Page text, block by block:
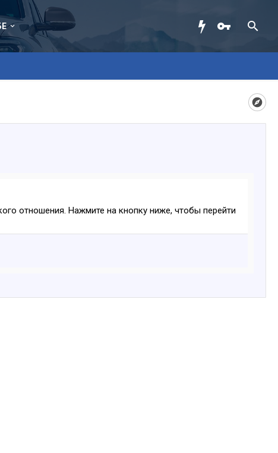
отношения. Нажмите на кнопку ниже, чтобы перейти